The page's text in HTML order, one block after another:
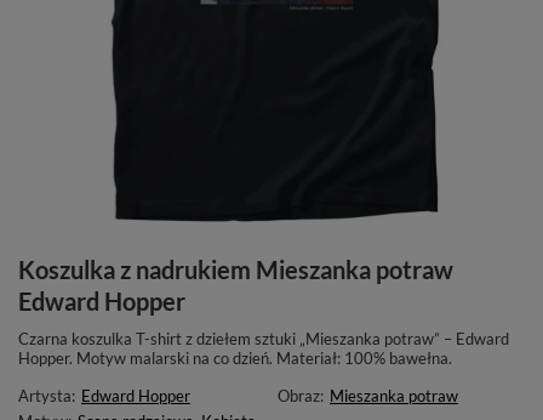
Koszulka z nadrukiem Mieszanka potraw
Edward Hopper
Czarna koszulka T-shirt z dziełem sztuki „Mieszanka potraw” – Edward
Hopper. Motyw malarski na co dzień. Materiał: 100% bawełna.
Artysta: Edward Hopper Obraz: Mieszanka potraw